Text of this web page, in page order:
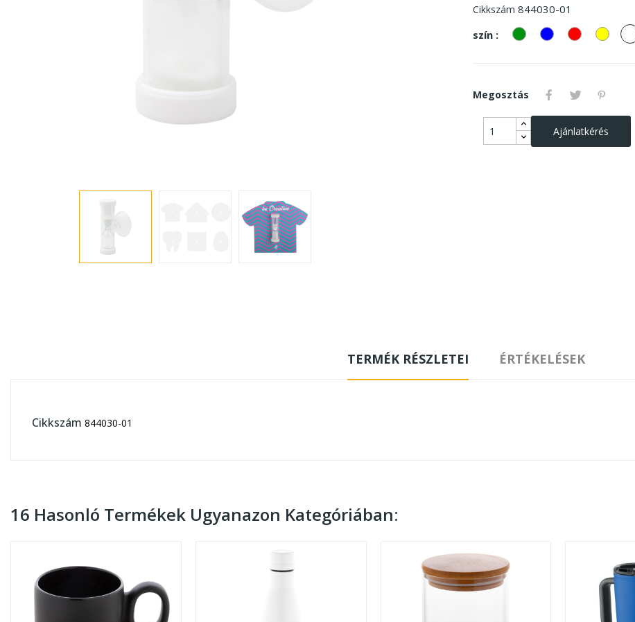
Cikkszám 844030-01
szín :
zöld kek piros Sárga
Megosztás
Ajánlatkérés
TERMÉK RÉSZLETEI ÉRTÉKELÉSEK
Cikkszám 844030-01
16 Hasonló Termékek Ugyanazon Kategóriában: